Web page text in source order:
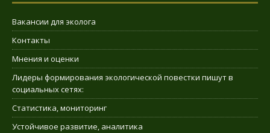
Вакансии для эколога
Контакты
Мнения и оценки
Лидеры формирования экологической повестки пишут в
социальных сетях:
Статистика, мониторинг
Устойчивое развитие, аналитика